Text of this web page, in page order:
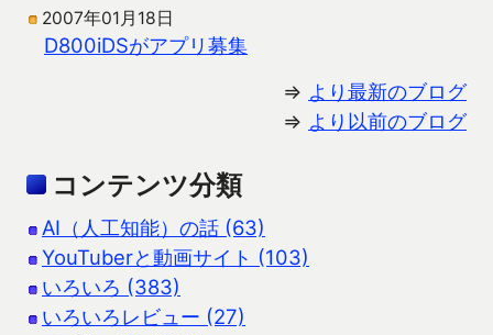
2007年01月18日
D800iDSがアプリ募集
⇒ より最新のブログ
⇒ より以前のブログ
コンテンツ分類
AI（人工知能）の話 (63)
YouTuberと動画サイト (103)
いろいろ (383)
いろいろレビュー (27)